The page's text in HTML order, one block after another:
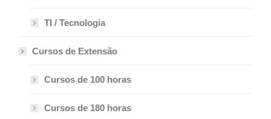
TI / Tecnologia
Cursos de Extensão
Cursos de 100 horas
Cursos de 180 horas